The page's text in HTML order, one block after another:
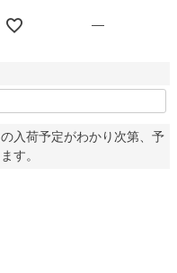
—
入荷予定がわかり次第、予
す。